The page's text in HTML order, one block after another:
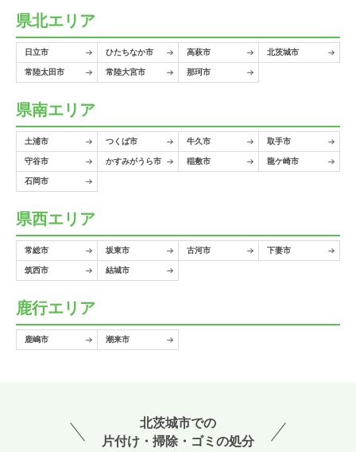
県北エリア
日立市 ひたちなか市 高萩市 北茨城市
常陸太田市 常陸大宮市 那珂市
県南エリア
土浦市 つくば市 牛久市 取手市
守谷市 かすみがうら市 稲敷市 龍ケ崎市
石岡市
県西エリア
常総市 坂東市 古河市 下妻市
筑西市 結城市
鹿行エリア
鹿嶋市 潮来市
北茨城市での
片付け・掃除・ゴミの処分